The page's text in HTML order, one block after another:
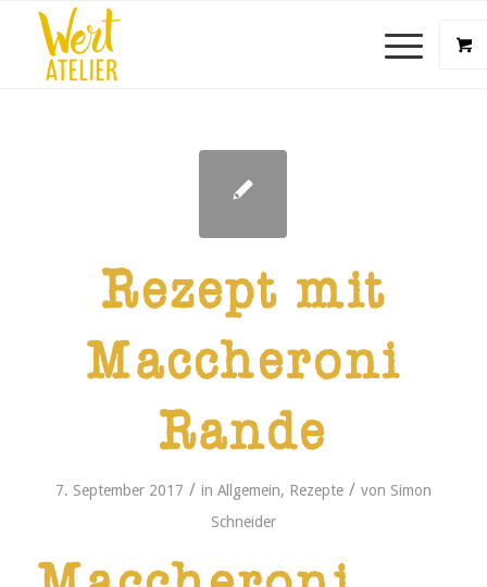
Rezept mit
Maccheroni
Rande
7. September 2017 / in Allgemein, Rezepte / von Simon
Schneider